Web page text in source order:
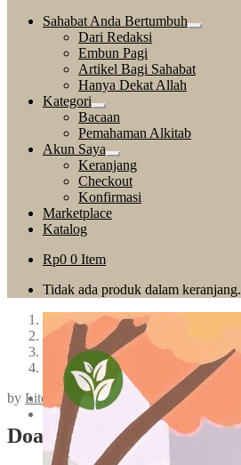
Sahabat Anda Bertumbuh
Expand
Dari Redaksi
Embun Pagi
Artikel Bagi Sahabat
Hanya Dekat Allah
Kategori
Expand
child
menu
Bacaan
Pemahaman Alkitab
Akun Saya
Expand
child
menu
Keranjang
Checkout
Konfirmasi
Marketplace
Katalog
Rp0 0 Item
Tidak ada produk dalam keranjang.
2
Previous
Next
by Literatur Perkantas Nasional —
Doa untuk Raja